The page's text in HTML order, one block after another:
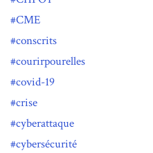
CME
conscrits
courirpourelles
covid-19
crise
cyberattaque
cybersécurité